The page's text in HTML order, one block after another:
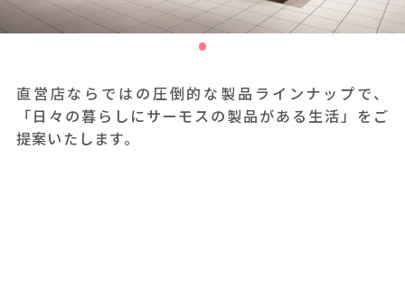
直営店ならではの圧倒的な製品ラインナップで、
「日々の暮らしにサーモスの製品がある生活」をご
提案いたします。